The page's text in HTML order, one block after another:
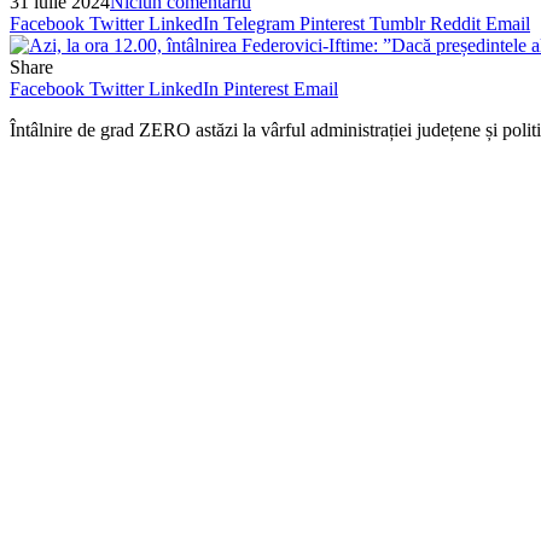
Facebook Twitter LinkedIn Telegram Pinterest Tumblr Reddit Email
Share
Facebook Twitter LinkedIn Pinterest Email
Întâlnire de grad ZERO astăzi la vârful administrației județene și